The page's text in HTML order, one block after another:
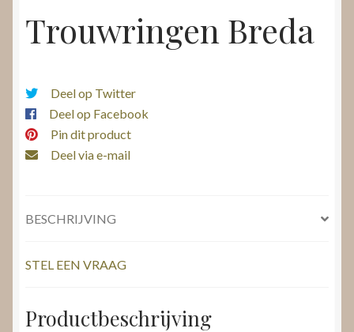
Trouwringen Breda
Deel op Twitter
Deel op Facebook
Pin dit product
Deel via e-mail
BESCHRIJVING
STEL EEN VRAAG
Productbeschrijving